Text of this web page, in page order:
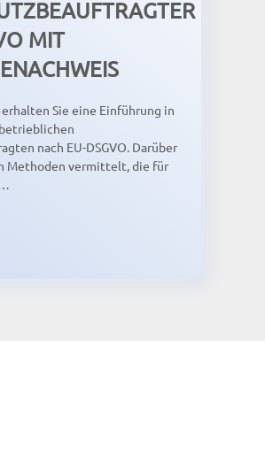
MIT
Sie eine Einführung in
nach EU-DSGVO. Darüber
Methoden vermittelt, die für